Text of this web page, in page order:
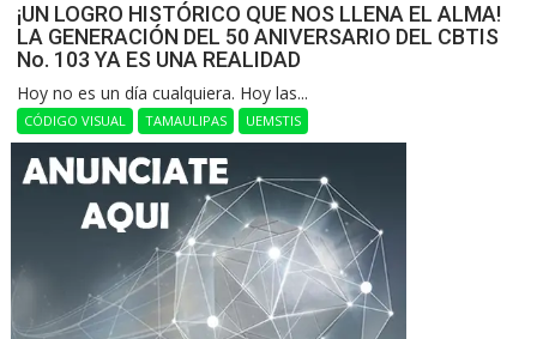
¡UN LOGRO HISTÓRICO QUE NOS LLENA EL ALMA!
LA GENERACIÓN DEL 50 ANIVERSARIO DEL CBTIS
No. 103 YA ES UNA REALIDAD
Hoy no es un día cualquiera. Hoy las...
CÓDIGO VISUAL TAMAULIPAS UEMSTIS